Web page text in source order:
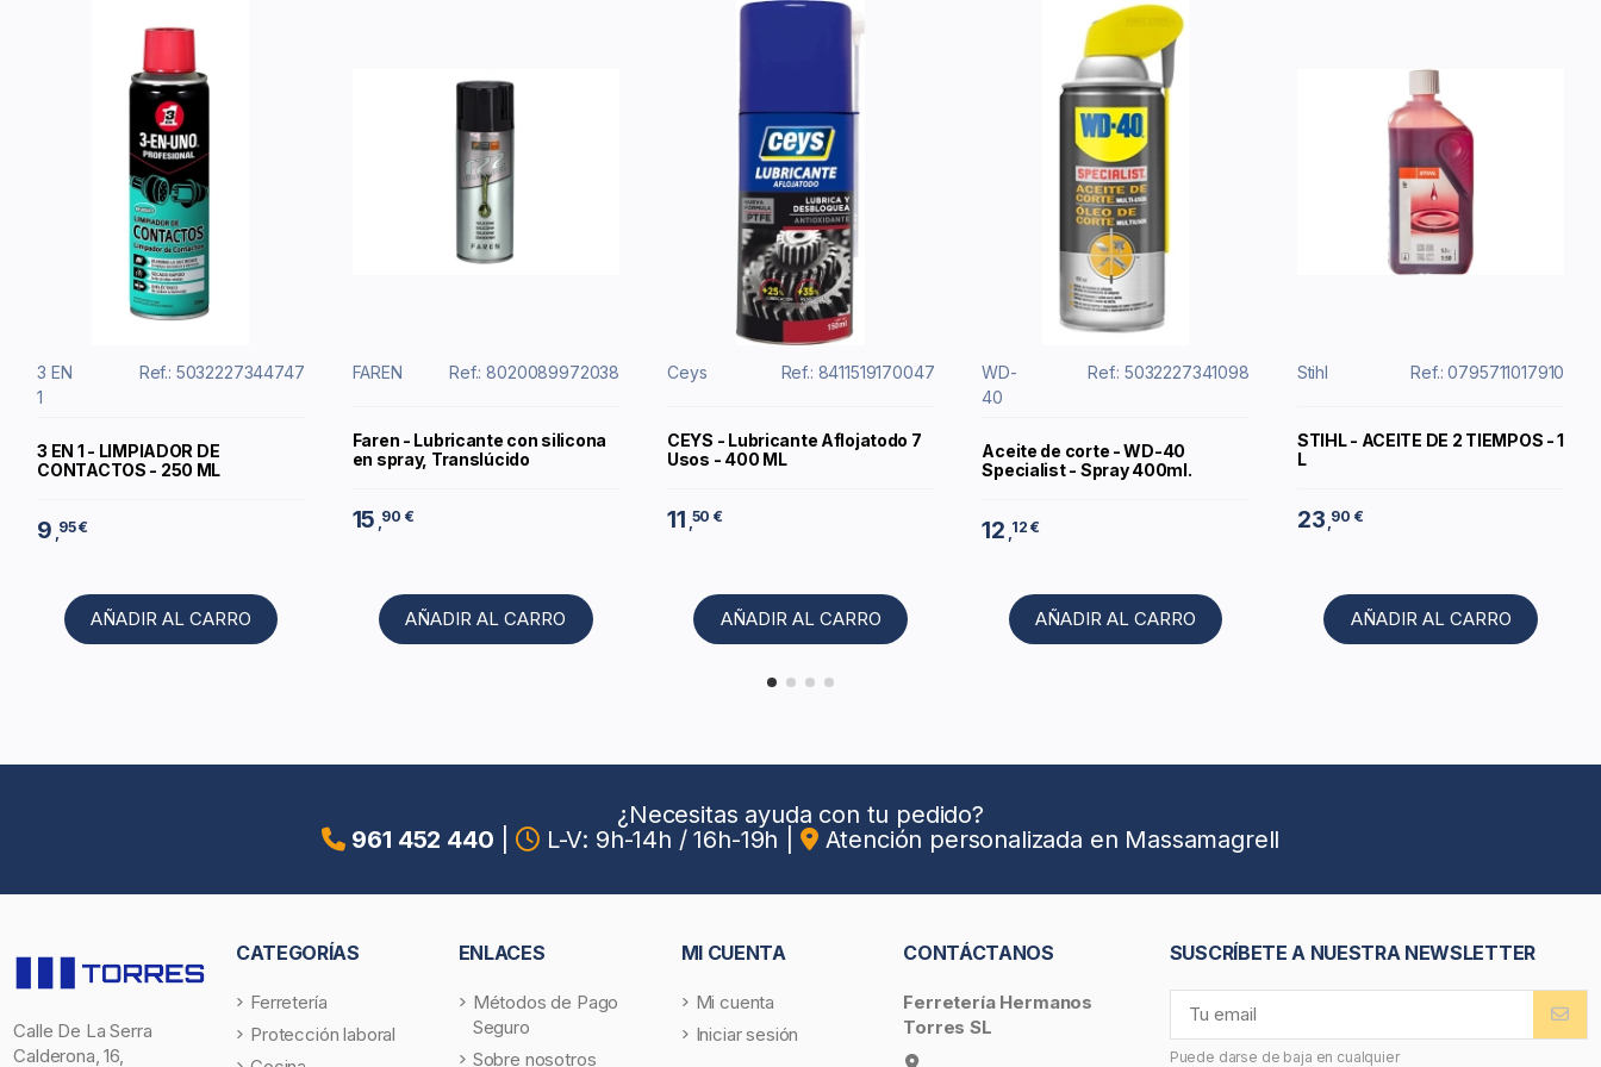
3 EN
1
Ref.: 5032227344747
3 EN 1 - LIMPIADOR DE
CONTACTOS - 250 ML
9 ,95 €
AÑADIR AL CARRO
FAREN Ref.: 8020089972038
Faren - Lubricante con silicona
en spray, Translúcido
15 ,90 €
AÑADIR AL CARRO
Ceys Ref.: 8411519170047
CEYS - Lubricante Aflojatodo 7
Usos - 400 ML
11 ,50 €
AÑADIR AL CARRO
WD-
40
Ref.: 5032227341098
Aceite de corte - WD-40
Specialist - Spray 400ml.
12 ,12 €
AÑADIR AL CARRO
Stihl Ref.: 0795711017910
STIHL - ACEITE DE 2 TIEMPOS - 1
L
23 ,90 €
AÑADIR AL CARRO
¿Necesitas ayuda con tu pedido?
961 452 440
L-V: 9h-14h / 16h-19h Atención personalizada en Massamagrell
Calle De La Serra
Calderona, 16,
CATEGORÍAS
Ferretería
Protección laboral
ENLACES
Métodos de Pago
Seguro
Sobre nosotros
MI CUENTA
Mi cuenta
Iniciar sesión
CONTÁCTANOS
Ferretería Hermanos
Torres SL
SUSCRÍBETE A NUESTRA NEWSLETTER
Puede darse de baja en cualquier